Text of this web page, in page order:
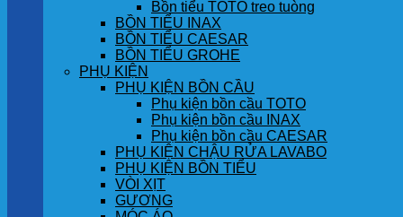
Bồn tiểu TOTO treo tuòng
BỒN TIỂU INAX
BỒN TIỂU CAESAR
BỒN TIỂU GROHE
PHỤ KIỆN
PHỤ KIỆN BỒN CẦU
Phụ kiện bồn cầu TOTO
Phụ kiện bồn cầu INAX
Phụ kiện bồn cầu CAESAR
PHỤ KIỆN CHẬU RỬA LAVABO
PHỤ KIỆN BỒN TIỂU
VÒI XỊT
GƯƠNG